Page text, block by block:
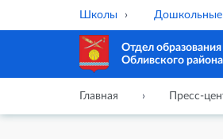
Школы Дошкольные
Отдел образования
Обливского района
Главная Пресс-